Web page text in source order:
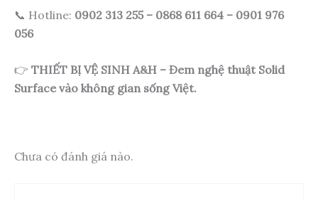
📞 Hotline: 0902 313 255 – 0868 611 664 – 0901 976
056
👉 THIẾT BỊ VỆ SINH A&H – Đem nghệ thuật Solid
Surface vào không gian sống Việt.
Chưa có đánh giá nào.